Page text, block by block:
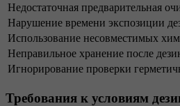
Недостаточная предварительная
Нарушение времени экспозиции
Использование несовместимых
Неправильное хранение после
Игнорирование проверки
Требования к условиям